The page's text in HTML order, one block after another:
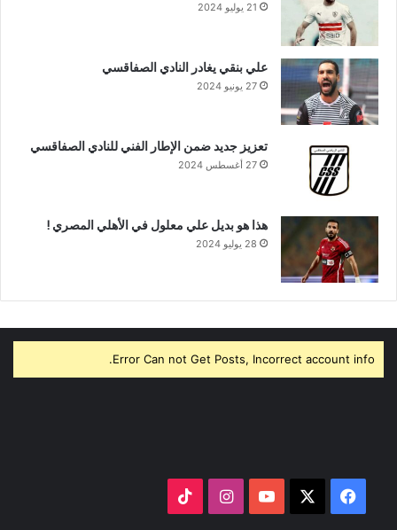
21 يوليو 2024
علي بنقي يغادر النادي الصفاقسي
27 يونيو 2024
تعزيز جديد ضمن الإطار الفني للنادي الصفاقسي
27 أغسطس 2024
هذا هو بديل علي معلول في الأهلي المصري !
28 يوليو 2024
Error Can not Get Posts, Incorrect account info.
فيسبوك ‫YouTubeانستقرام